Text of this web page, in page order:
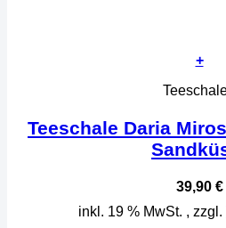
+
Teeschale Daria
39,90 €
inkl. 19 % MwSt. , zzgl.